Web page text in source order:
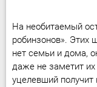
На необитаемый
робинзонов». Этих
нет семьи и дома,
даже не заметит
уцелевший получит